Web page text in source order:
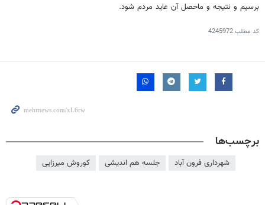
برسیم و نتیجه و ماحصل آن عاید مردم شود.
کد مطلب4245972
برچسب‌ها
شهرداری فرون آباد جلسه هم اندیشی کوروش میرزایی